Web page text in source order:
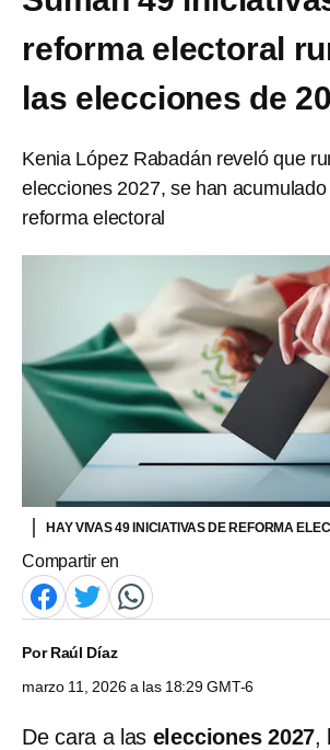
reforma electoral
las elecciones de
Kenia López Rabadán reveló que
elecciones 2027, se han
reforma electoral
HAY VIVAS 49 INICIATIVAS DE REFORMA
Compartir en
PorRaúl Díaz
marzo 11, 2026 a las 18:29 GMT-6
De cara a las elecciones 2027,